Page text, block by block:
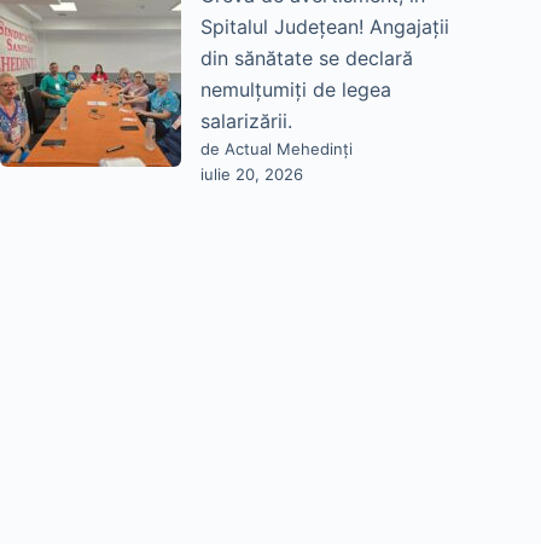
Spitalul Județean! Angajații
din sănătate se declară
nemulțumiți de legea
salarizării.
de Actual Mehedinți
iulie 20, 2026